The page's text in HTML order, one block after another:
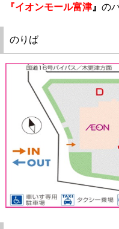
日
お
『イオンモール富津』 の
のりば